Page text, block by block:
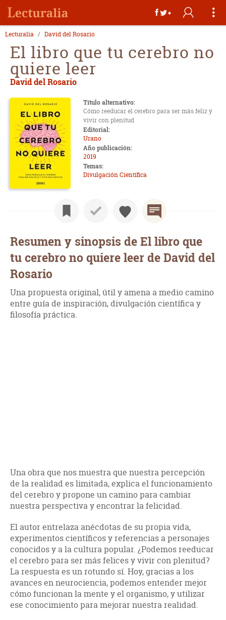
Lecturalia David del Rosario
El libro que tu cerebro no
quiere leer
David del Rosario
Título alternativo:
Cómo reeducar el cerebro para ser más feliz y
vivir con plenitud
Editorial:
Urano
Año publicación:
2019
Temas:
Divulgación Científica
Resumen y sinopsis de El libro que
tu cerebro no quiere leer de David del
Rosario
Una propuesta original, útil y amena a medio camino
entre guía de inspiración, divulgación científica y
filosofía práctica.
Una obra que nos muestra que nuestra percepción
de la realidad es limitada, explica el funcionamiento
del cerebro y propone un camino para cambiar
nuestra perspectiva y encontrar la felicidad.
El autor entrelaza anécdotas de su propia vida,
experimentos científicos y referencias a personajes
conocidos y a la cultura popular. ¿Podemos reeducar
el cerebro para ser más felices y vivir con plenitud?
La respuesta es un rotundo sí. Hoy, gracias a los
avances en neurociencia, podemos entender mejor
cómo funcionan la mente y el organismo, y utilizar
ese conocimiento para mejorar nuestra realidad.